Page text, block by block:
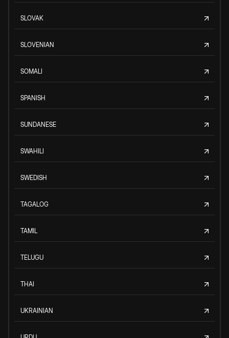
SLOVAK
SLOVENIAN
SOMALI
SPANISH
SUNDANESE
SWAHILI
SWEDISH
TAGALOG
TAMIL
TELUGU
THAI
UKRAINIAN